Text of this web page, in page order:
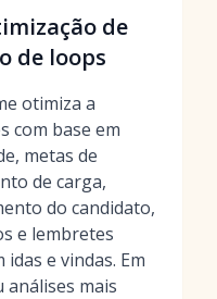
de
de loops
otimiza a
com base em
metas de
de carga,
do candidato,
e lembretes
e vindas. Em
mais